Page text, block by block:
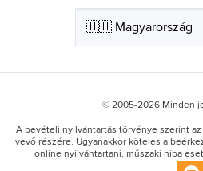
© 2005-2026 Minden
A bevételi nyilvántartás törvénye szerint
vevő részére. Ugyanakkor köteles a
online nyilvántartani, műszaki hiba